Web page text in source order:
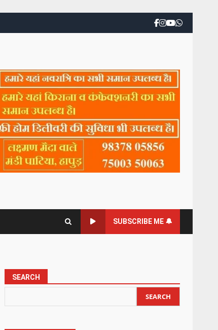
SUBSCRIBE ME 🔔
SEARCH
SEARCH